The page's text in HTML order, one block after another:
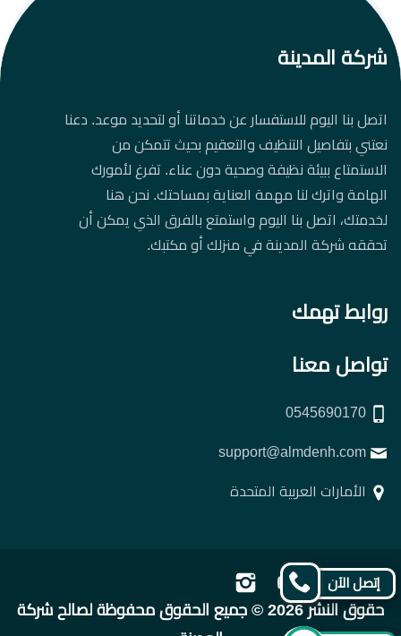
شركة المدينة
اتصل بنا اليوم للاستفسار عن خدماتنا أو لتحديد موعد. دعنا
نعتني بتفاصيل التنظيف والتعقيم بحيث تتمكن من
الاستمتاع ببيئة نظيفة وصحية دون عناء. تفرغ لأمورك
الهامة واترك لنا مهمة العناية بمساحتك. نحن هنا
لخدمتك، اتصل بنا اليوم واستمتع بالفرق الذي يمكن أن
تحققه شركة المدينة في منزلك أو مكتبك.
روابط تهمك
تواصل معنا
الأمارات العربية المتحدة
تابعنا
على
تابعنا
على
تابعنا
على
على
حقوق النشر 2026 © جميع الحقوق محفوظة لصالح شركة
إتصل الآن